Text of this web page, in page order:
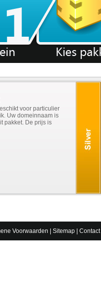
voor particulier
Uw domeinnaam is
pakket. De prijs is
Voorwaarden Sitemap| Contact